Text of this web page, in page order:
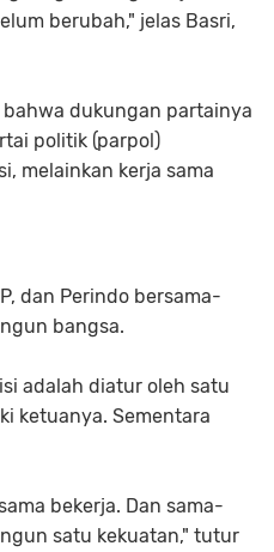
berubah," jelas Basri,
bahwa dukungan partainya
politik (parpol)
melainkan kerja sama
dan Perindo bersama-
bangsa.
adalah diatur oleh satu
ketuanya. Sementara
bekerja. Dan sama-
satu kekuatan," tutur